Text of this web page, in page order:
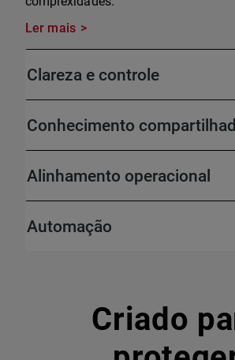
Ler mais
Clareza e controle
Conhecimento
Alinhamento operacional
Automação
Criado